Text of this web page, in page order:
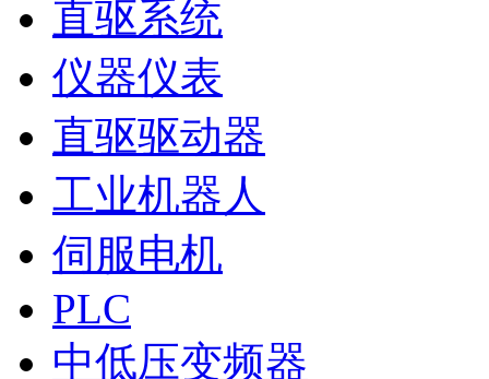
直驱系统
仪器仪表
直驱驱动器
工业机器人
伺服电机
PLC
中低压变频器